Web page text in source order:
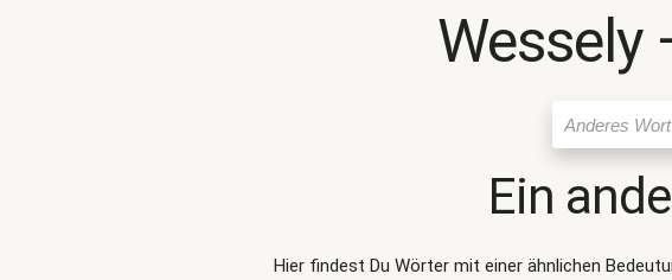
Wessely
Ein
Hier findest Du Wörter mit einer ähnlichen